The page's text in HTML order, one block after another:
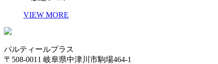
VIEW MORE
パルティールプラス
〒508-0011 岐阜県中津川市駒場464-1